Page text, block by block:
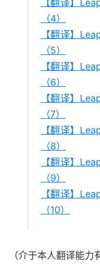
【翻译】
（4）
【翻译】
（5）
【翻译】
（6）
【翻译】
（7）
【翻译】
（8）
【翻译】
（9）
【翻译】
（10）
（介于本人翻译能力